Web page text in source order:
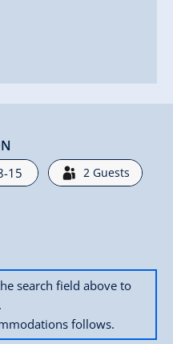
2 Guests
search field above to
follows.